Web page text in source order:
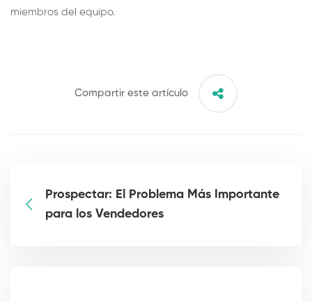
miembros del equipo.
Compartir este artículo
Prospectar: El Problema Más Importante
para los Vendedores